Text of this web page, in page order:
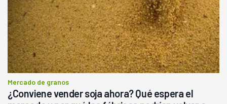
Mercado de granos
¿Conviene vender soja ahora? Qué espera el